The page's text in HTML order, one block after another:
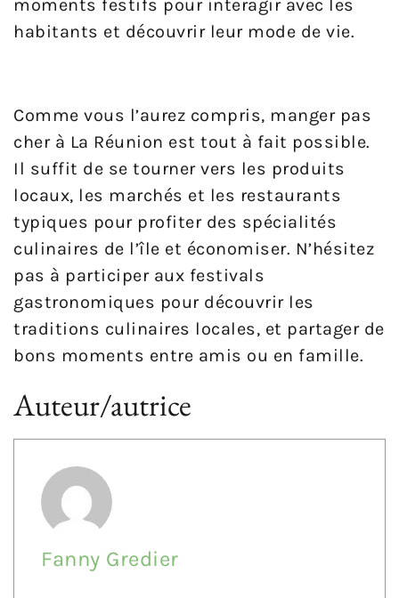
moments festifs pour interagir avec les
habitants et découvrir leur mode de vie.
Comme vous l’aurez compris, manger pas
cher à La Réunion est tout à fait possible.
Il suffit de se tourner vers les produits
locaux, les marchés et les restaurants
typiques pour profiter des spécialités
culinaires de l’île et économiser. N’hésitez
pas à participer aux festivals
gastronomiques pour découvrir les
traditions culinaires locales, et partager de
bons moments entre amis ou en famille.
Auteur/autrice
Fanny Gredier